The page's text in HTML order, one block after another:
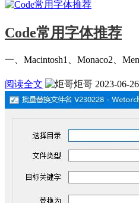
Code常用字体推荐
一、Macintosh1、Monaco2、
阅读全文 炬哥 2023-06-26